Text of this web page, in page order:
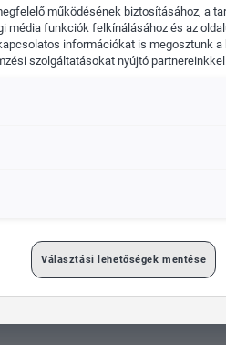
találkozó
működésének biztosításához, a
média funkciók felkínálásához és az
információkat is megosztunk
szolgáltatásokat nyújtó partnereinkkel.
Választási lehetőségek mentése